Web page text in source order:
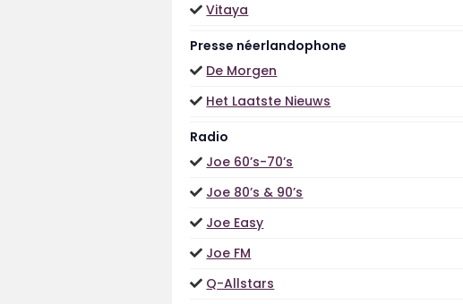
Vitaya
Presse néerlandophone
De Morgen
Het Laatste Nieuws
Radio
Joe 60’s-70’s
Joe 80’s & 90’s
Joe Easy
Joe FM
Q-Allstars